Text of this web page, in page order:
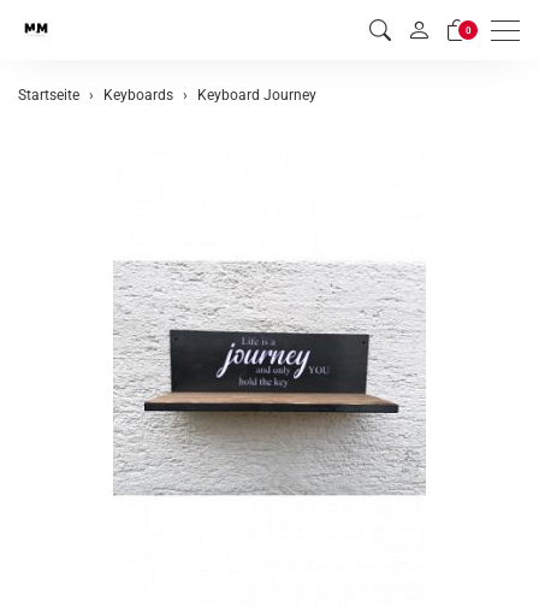
0 Menu
Startseite Keyboards Keyboard Journey